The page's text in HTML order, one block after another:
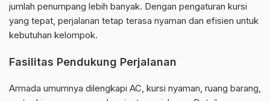
jumlah penumpang lebih banyak. Dengan pengaturan kursi
yang tepat, perjalanan tetap terasa nyaman dan efisien untuk
kebutuhan kelompok.
Fasilitas Pendukung Perjalanan
Armada umumnya dilengkapi AC, kursi nyaman, ruang barang,